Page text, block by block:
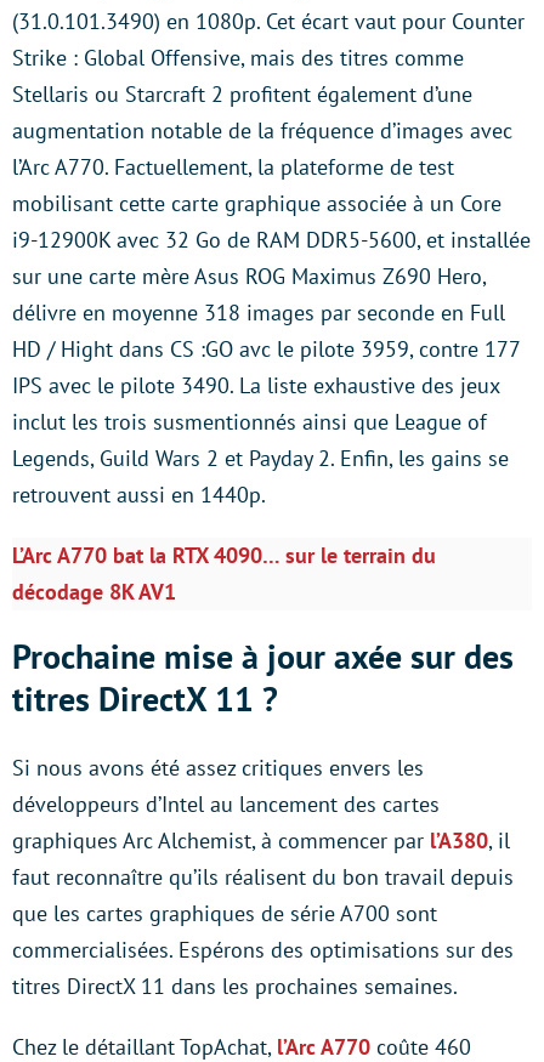
(31.0.101.3490) en 1080p. Cet écart vaut pour Counter
Strike : Global Offensive, mais des titres comme
Stellaris ou Starcraft 2 profitent également d’une
augmentation notable de la fréquence d’images avec
l’Arc A770. Factuellement, la plateforme de test
mobilisant cette carte graphique associée à un Core
i9-12900K avec 32 Go de RAM DDR5-5600, et installée
sur une carte mère Asus ROG Maximus Z690 Hero,
délivre en moyenne 318 images par seconde en Full
HD / Hight dans CS :GO avc le pilote 3959, contre 177
IPS avec le pilote 3490. La liste exhaustive des jeux
inclut les trois susmentionnés ainsi que League of
Legends, Guild Wars 2 et Payday 2. Enfin, les gains se
retrouvent aussi en 1440p.
L’Arc A770 bat la RTX 4090… sur le terrain du
décodage 8K AV1
Prochaine mise à jour axée sur des
titres DirectX 11 ?
Si nous avons été assez critiques envers les
développeurs d’Intel au lancement des cartes
graphiques Arc Alchemist, à commencer par l’A380, il
faut reconnaître qu’ils réalisent du bon travail depuis
que les cartes graphiques de série A700 sont
commercialisées. Espérons des optimisations sur des
titres DirectX 11 dans les prochaines semaines.
Chez le détaillant TopAchat, l’Arc A770 coûte 460